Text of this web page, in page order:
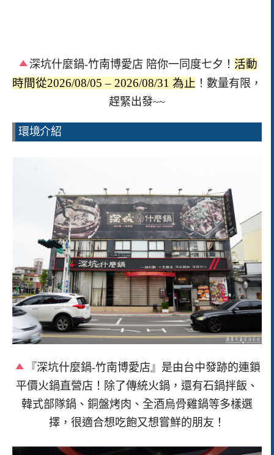
深坑什麼鍋-竹南博愛店 陪你一同度七夕！ 活動
時間從2026/08/05 – 2026/08/31 為止 ！數量有限，
趕緊出發~~
環境介紹
『深坑什麼鍋-竹南博愛店』是由台中發跡的連鎖
平價火鍋直營店！除了傳統火鍋，還有石鍋拌飯、
韓式部隊鍋、銅盤烤肉、全酒烏骨雞鍋等多樣選
擇，很適合想吃飽又想嘗鮮的朋友！